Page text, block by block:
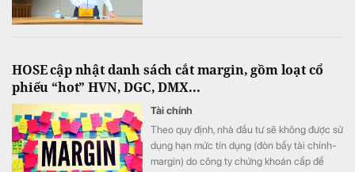
HOSE cập nhật danh sách cắt margin, gồm loạt cổ
phiếu “hot” HVN, DGC, DMX...
Tài chính
Theo quy định, nhà đầu tư sẽ không được sử
dụng hạn mức tín dụng (đòn bẩy tài chính-
margin) do công ty chứng khoán cấp để